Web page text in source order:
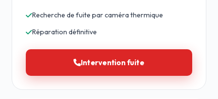
Recherche de fuite par caméra thermique
Réparation définitive
Intervention fuite